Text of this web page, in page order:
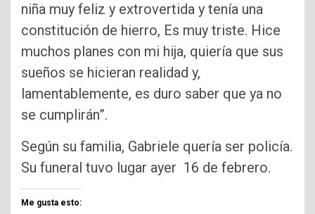
niña muy feliz y extrovertida y tenía una
constitución de hierro, Es muy triste. Hice
muchos planes con mi hija, quiería que sus
sueños se hicieran realidad y,
lamentablemente, es duro saber que ya no
se cumplirán”.
Según su familia, Gabriele quería ser policía.
Su funeral tuvo lugar ayer 16 de febrero.
Me gusta esto: